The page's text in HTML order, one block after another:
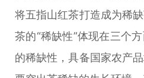
将五指山红茶打造成为稀
茶的“稀缺性”体现在三个
的稀缺性，具备国家农产